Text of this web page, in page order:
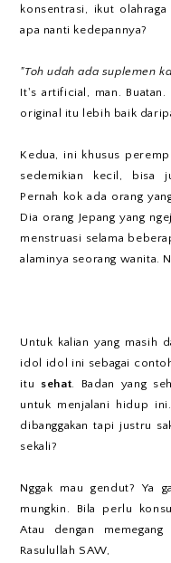
konsentrasi, ikut
apa nanti kedepannya?
"Toh udah ada suplemen
It's artificial, man.
original itu lebih baik
Kedua, ini khusus
sedemikian kecil, bisa
Pernah kok ada orang
Dia orang Jepang yang
menstruasi selama
alaminya seorang wanita.
Untuk kalian yang masih
idol idol ini sebagai
itu sehat . Badan yang
untuk menjalani hidup
dibanggakan tapi justru
sekali?
Nggak mau gendut? Ya
mungkin. Bila perlu
Atau dengan
Rasulullah SAW,